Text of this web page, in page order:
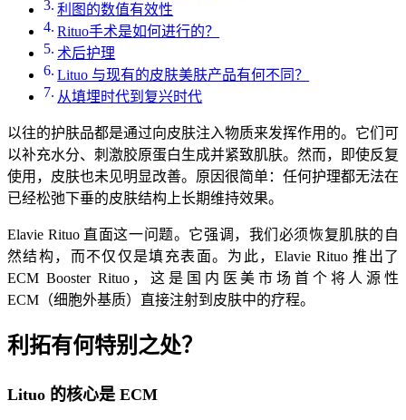
利图的数值有效性
Rituo手术是如何进行的？
术后护理
Lituo 与现有的皮肤美肤产品有何不同？
从填埋时代到复兴时代
以往的护肤品都是通过向皮肤注入物质来发挥作用的。它们可
以补充水分、刺激胶原蛋白生成并紧致肌肤。然而，即使反复
使用，皮肤也未见明显改善。原因很简单：任何护理都无法在
已经松弛下垂的皮肤结构上长期维持效果。
Elavie Rituo 直面这一问题。它强调，我们必须恢复肌肤的自
然结构，而不仅仅是填充表面。为此，Elavie Rituo 推出了
ECM Booster Rituo，这是国内医美市场首个将人源性
ECM（细胞外基质）直接注射到皮肤中的疗程。
利拓有何特别之处？
Lituo 的核心是 ECM